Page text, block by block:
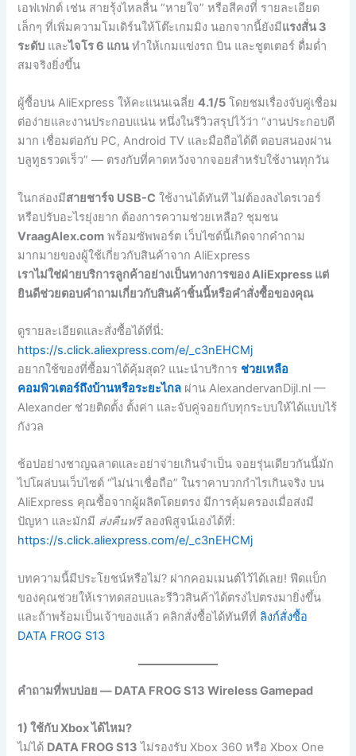
เอฟเฟกต์ เช่น สายรุ้งไหลลื่น “หายใจ” หรือสีคงที่ รายละเอียด
เล็กๆ ที่เพิ่มความโมเดิร์นให้โต๊ะเกมมิง นอกจากนี้ยังมีแรงสั่น 3
ระดับ และไจโร 6 แกน ทำให้เกมแข่งรถ บิน และชูตเตอร์ ดื่มด่ำ
สมจริงยิ่งขึ้น
ผู้ซื้อบน AliExpress ให้คะแนนเฉลี่ย4.1/5 โดยชมเรื่องจับคู่เชื่อม
ต่อง่ายและงานประกอบแน่น หนึ่งในรีวิวสรุปไว้ว่า “งานประกอบดี
มาก เชื่อมต่อกับ PC, Android TV และมือถือได้ดี ตอบสนองผ่าน
บลูทูธรวดเร็ว” — ตรงกับที่คาดหวังจากจอยสำหรับใช้งานทุกวัน
ในกล่องมีสายชาร์จ USB-C ใช้งานได้ทันที ไม่ต้องลงไดรเวอร์
หรือปรับอะไรยุ่งยาก ต้องการความช่วยเหลือ? ชุมชน
VraagAlex.com พร้อมซัพพอร์ต เว็บไซต์นี้เกิดจากคำถาม
มากมายของผู้ใช้เกี่ยวกับสินค้าจาก AliExpress
เราไม่ใช่ฝ่ายบริการลูกค้าอย่างเป็นทางการของ AliExpress แต่
ยินดีช่วยตอบคำถามเกี่ยวกับสินค้าชิ้นนี้หรือคำสั่งซื้อของคุณ
ดูรายละเอียดและสั่งซื้อได้ที่นี่:
https://s.click.aliexpress.com/e/_c3nEHCMj
อยากใช้ของที่ซื้อมาได้คุ้มสุด? แนะนำบริการ ช่วยเหลือ
คอมพิวเตอร์ถึงบ้านหรือระยะไกล ผ่าน AlexandervanDijl.nl —
Alexander ช่วยติดตั้ง ตั้งค่า และจับคู่จอยกับทุกระบบให้ได้แบบไร้
กังวล
ช้อปอย่างชาญฉลาดและอย่าจ่ายเกินจำเป็น จอยรุ่นเดียวกันนี้มัก
ไปโผล่บนเว็บไซต์ “ไม่น่าเชื่อถือ” ในราคาบวกกำไรเกินจริง บน
AliExpress คุณซื้อจากผู้ผลิตโดยตรง มีการคุ้มครองเมื่อส่งมี
ปัญหา และมักมี ส่งคืนฟรีลองพิสูจน์เองได้ที่:
https://s.click.aliexpress.com/e/_c3nEHCMj
บทความนี้มีประโยชน์หรือไม่? ฝากคอมเมนต์ไว้ได้เลย! ฟีดแบ็ก
ของคุณช่วยให้เราทดสอบและรีวิวสินค้าได้ตรงไปตรงมายิ่งขึ้น
และถ้าพร้อมเป็นเจ้าของแล้ว คลิกสั่งซื้อได้ทันทีที่ ลิงก์สั่งซื้อ
DATA FROG S13
คำถามที่พบบ่อย — DATA FROG S13 Wireless Gamepad
1) ใช้กับ Xbox ได้ไหม?
ไม่ได้ DATA FROG S13 ไม่รองรับ Xbox 360 หรือ Xbox One